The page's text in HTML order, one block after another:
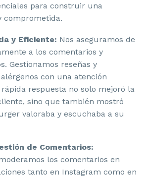
para construir una
comprometida.
y Eficiente: Nos aseguramos de
a los comentarios y
Gestionamos reseñas y
con una atención
respuesta no solo mejoró la
sino que también mostró
valoraba y escuchaba a su
de Comentarios:
los comentarios en
tanto en Instagram como en